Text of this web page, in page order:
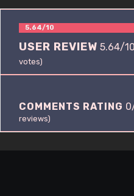
5.64/10
USER REVIEW 5.64/10
votes)
COMMENTS RATING
reviews)